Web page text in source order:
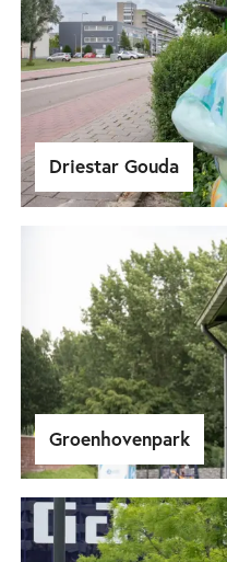
Driestar Gouda
Groenhovenpark